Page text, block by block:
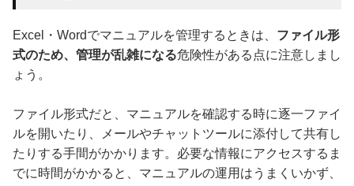
Excel・Wordでマニュアルを管理するときは、 ファイル形
式のため、管理が乱雑になる危険性がある点に注意しまし
ょう。
ファイル形式だと、マニュアルを確認する時に逐一ファイ
ルを開いたり、メールやチャットツールに添付して共有し
たりする手間がかかります。必要な情報にアクセスするま
でに時間がかかると、マニュアルの運用はうまくいかず、